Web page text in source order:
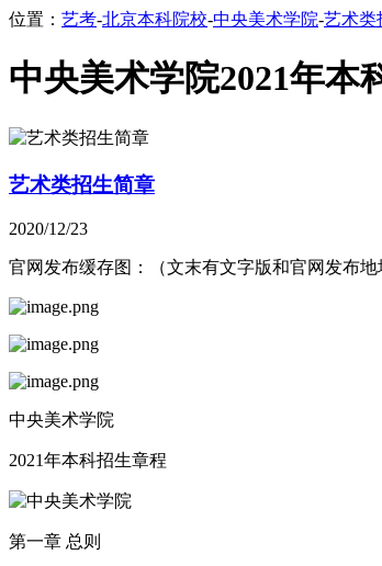
位置： 艺考-北京本科院校-中央美术学院-艺术类
中央美术学院2021年本
艺术类招生简章
2020/12/23
官网发布缓存图：（文末有文字版和官网发布地
中央美术学院
2021年本科招生章程
第一章 总则